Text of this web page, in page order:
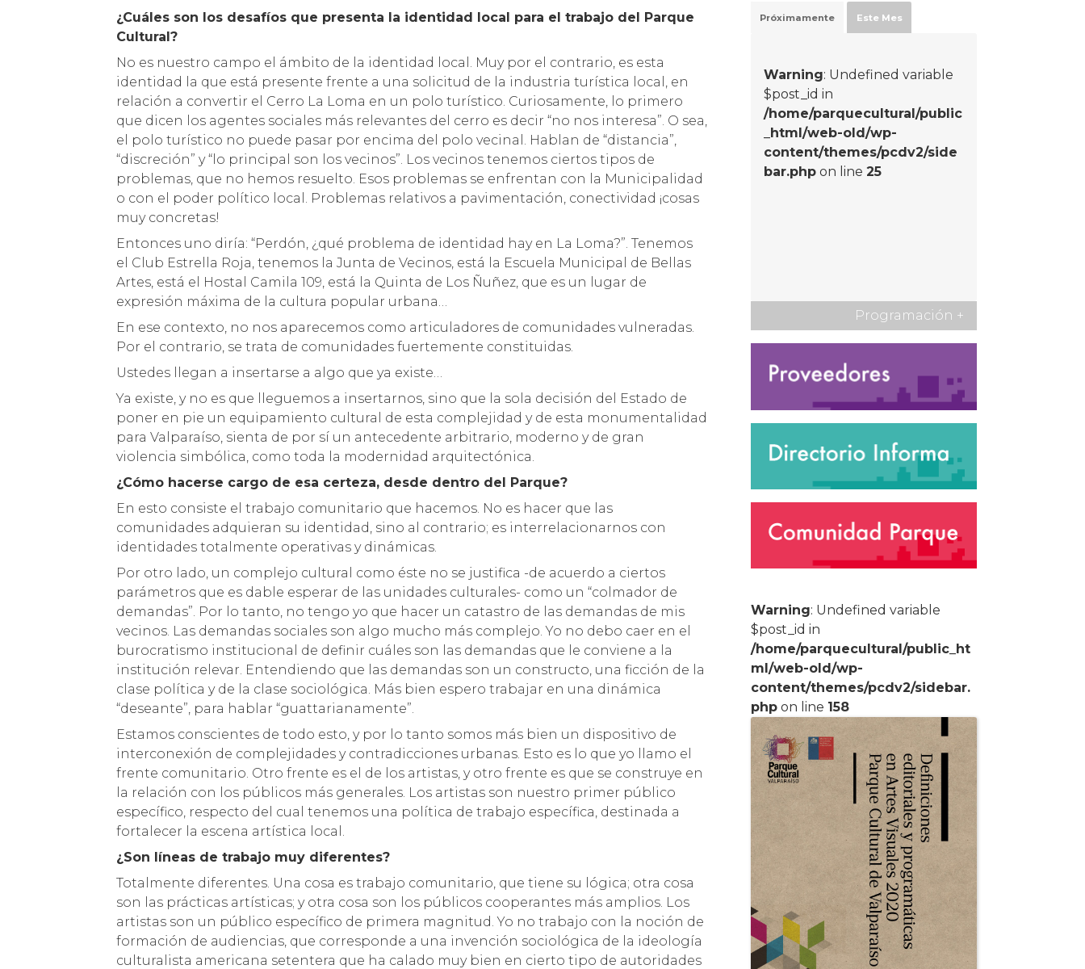
¿Cuáles son los desafíos que presenta la identidad local para el trabajo del Parque
Cultural?
No es nuestro campo el ámbito de la identidad local. Muy por el contrario, es esta
identidad la que está presente frente a una solicitud de la industria turística local, en
relación a convertir el Cerro La Loma en un polo turístico. Curiosamente, lo primero
que dicen los agentes sociales más relevantes del cerro es decir “no nos interesa”. O sea,
el polo turístico no puede pasar por encima del polo vecinal. Hablan de “distancia”,
“discreción” y “lo principal son los vecinos”. Los vecinos tenemos ciertos tipos de
problemas, que no hemos resuelto. Esos problemas se enfrentan con la Municipalidad
o con el poder político local. Problemas relativos a pavimentación, conectividad ¡cosas
muy concretas!
Entonces uno diría: “Perdón, ¿qué problema de identidad hay en La Loma?”. Tenemos
el Club Estrella Roja, tenemos la Junta de Vecinos, está la Escuela Municipal de Bellas
Artes, está el Hostal Camila 109, está la Quinta de Los Ñuñez, que es un lugar de
expresión máxima de la cultura popular urbana…
En ese contexto, no nos aparecemos como articuladores de comunidades vulneradas.
Por el contrario, se trata de comunidades fuertemente constituidas.
Ustedes llegan a insertarse a algo que ya existe…
Ya existe, y no es que lleguemos a insertarnos, sino que la sola decisión del Estado de
poner en pie un equipamiento cultural de esta complejidad y de esta monumentalidad
para Valparaíso, sienta de por sí un antecedente arbitrario, moderno y de gran
violencia simbólica, como toda la modernidad arquitectónica.
¿Cómo hacerse cargo de esa certeza, desde dentro del Parque?
En esto consiste el trabajo comunitario que hacemos. No es hacer que las
comunidades adquieran su identidad, sino al contrario; es interrelacionarnos con
identidades totalmente operativas y dinámicas.
Por otro lado, un complejo cultural como éste no se justifica -de acuerdo a ciertos
parámetros que es dable esperar de las unidades culturales- como un “colmador de
demandas”. Por lo tanto, no tengo yo que hacer un catastro de las demandas de mis
vecinos. Las demandas sociales son algo mucho más complejo. Yo no debo caer en el
burocratismo institucional de definir cuáles son las demandas que le conviene a la
institución relevar. Entendiendo que las demandas son un constructo, una ficción de la
clase política y de la clase sociológica. Más bien espero trabajar en una dinámica
“deseante”, para hablar “guattarianamente”.
Estamos conscientes de todo esto, y por lo tanto somos más bien un dispositivo de
interconexión de complejidades y contradicciones urbanas. Esto es lo que yo llamo el
frente comunitario. Otro frente es el de los artistas, y otro frente es que se construye en
la relación con los públicos más generales. Los artistas son nuestro primer público
específico, respecto del cual tenemos una política de trabajo específica, destinada a
fortalecer la escena artística local.
¿Son líneas de trabajo muy diferentes?
Totalmente diferentes. Una cosa es trabajo comunitario, que tiene su lógica; otra cosa
son las prácticas artísticas; y otra cosa son los públicos cooperantes más amplios. Los
artistas son un público específico de primera magnitud. Yo no trabajo con la noción de
formación de audiencias, que corresponde a una invención sociológica de la ideología
culturalista americana setentera que ha calado muy bien en cierto tipo de autoridades
Próximamente Este Mes
Warning: Undefined variable
$post_id in
/home/parquecultural/public
_html/web-old/wp-
content/themes/pcdv2/side
bar.php on line25
Programación +
Warning: Undefined variable
$post_id in
/home/parquecultural/public_ht
ml/web-old/wp-
content/themes/pcdv2/sidebar.
php on line 158